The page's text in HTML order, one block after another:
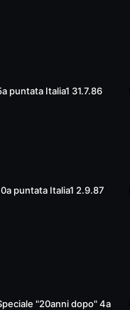
01:12:38
puntata Italia1 31.7.86
51:18
puntata Italia1 2.9.87
52:31
"20anni dopo" 4a